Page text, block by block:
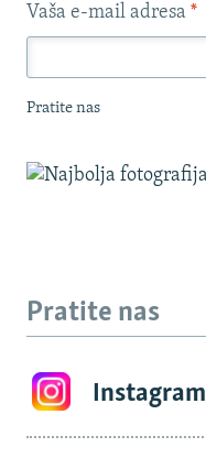
Vaša e-mail adresa *
Pratite nas
Pratite nas
Instagram